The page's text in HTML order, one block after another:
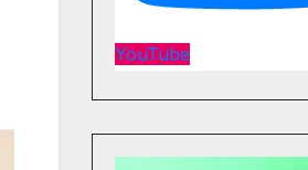
YouTube